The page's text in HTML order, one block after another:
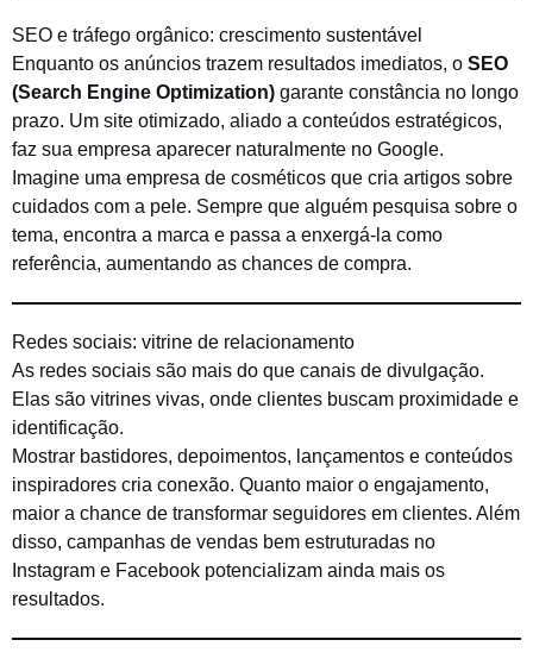
SEO e tráfego orgânico: crescimento sustentável
Enquanto os anúncios trazem resultados imediatos, o SEO
(Search Engine Optimization) garante constância no longo
prazo. Um site otimizado, aliado a conteúdos estratégicos,
faz sua empresa aparecer naturalmente no Google.
Imagine uma empresa de cosméticos que cria artigos sobre
cuidados com a pele. Sempre que alguém pesquisa sobre o
tema, encontra a marca e passa a enxergá-la como
referência, aumentando as chances de compra.
Redes sociais: vitrine de relacionamento
As redes sociais são mais do que canais de divulgação.
Elas são vitrines vivas, onde clientes buscam proximidade e
identificação.
Mostrar bastidores, depoimentos, lançamentos e conteúdos
inspiradores cria conexão. Quanto maior o engajamento,
maior a chance de transformar seguidores em clientes. Além
disso, campanhas de vendas bem estruturadas no
Instagram e Facebook potencializam ainda mais os
resultados.